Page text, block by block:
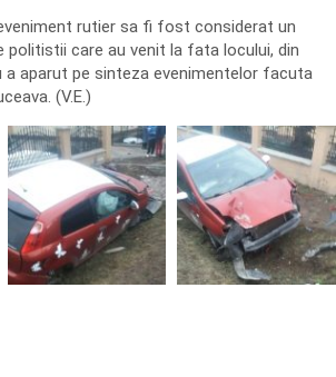
rutier sa fi fost considerat un
politistii care au venit la fata locului, din
a aparut pe sinteza evenimentelor facuta
(V.E.)